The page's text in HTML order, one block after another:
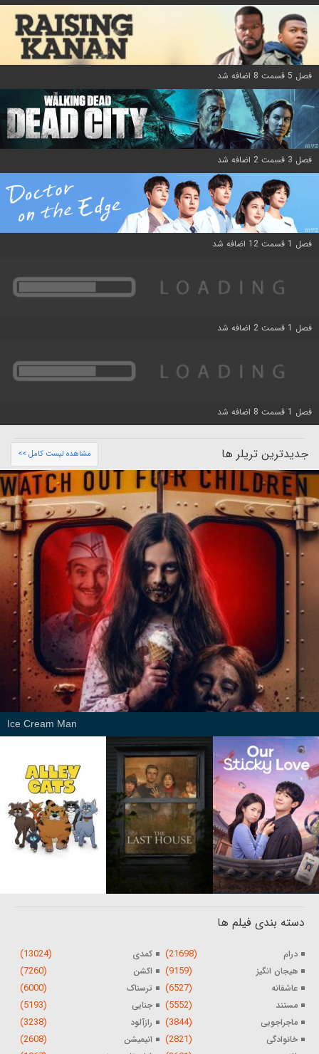
فصل 5 قسمت 8 اضافه شد
فصل 3 قسمت 2 اضافه شد
فصل 1 قسمت 12 اضافه شد
فصل 1 قسمت 2 اضافه شد
فصل 1 قسمت 8 اضافه شد
جدیدترین تریلر ها مشاهده لیست کامل >>
Ice Cream Man
دسته بندی فیلم ها
درام (21698) کمدی (13024)
هیجان انگیز (9159) اکشن (7260)
عاشقانه (6527) ترسناک (6000)
مستند (5552) جنایی (5193)
ماجراجویی (3844) رازآلود (3238)
خانوادگی (2821) انیمیشن (2608)